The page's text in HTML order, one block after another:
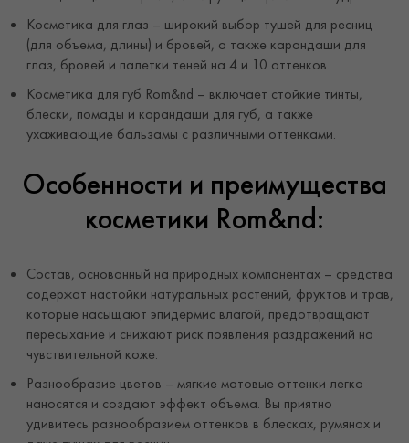
Косметика для глаз – широкий выбор тушей для ресниц
(для объема, длины) и бровей, а также карандаши для
глаз, бровей и палетки теней на 4 и 10 оттенков.
Косметика для губ Rom&nd – включает стойкие тинты,
блески, помады и карандаши для губ, а также
ухаживающие бальзамы с различными оттенками.
Особенности и преимущества
косметики Rom&nd:
Состав, основанный на природных компонентах – средства
содержат настойки натуральных растений, фруктов и трав,
которые насыщают эпидермис влагой, предотвращают
пересыхание и снижают риск появления раздражений на
чувствительной коже.
Разнообразие цветов – мягкие матовые оттенки легко
наносятся и создают эффект объема. Вы приятно
удивитесь разнообразием оттенков в блесках, румянах и